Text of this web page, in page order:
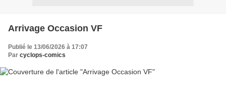
Arrivage Occasion VF
Publié le 13/06/2026 à 17:07
Par cyclops-comics